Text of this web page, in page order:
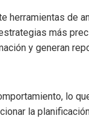
herramientas de
más
y generan
lo
la